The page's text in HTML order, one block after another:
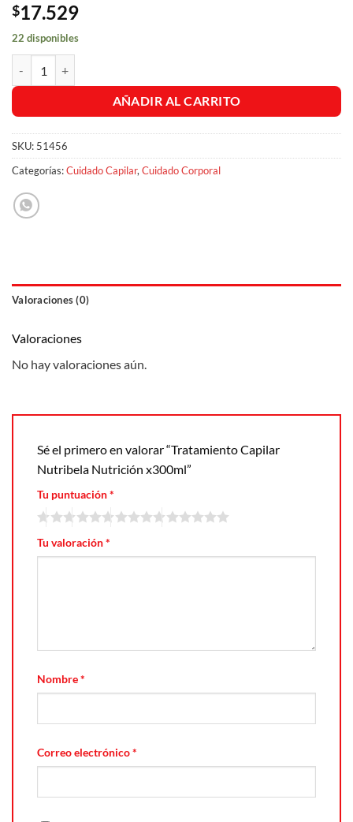
$17.529
22 disponibles
AÑADIR AL CARRITO
SKU: 51456
Categorías:Cuidado Capilar, Cuidado Corporal
Valoraciones (0)
Valoraciones
No hay valoraciones aún.
Sé el primero en valorar “Tratamiento Capilar
Nutribela Nutrición x300ml”
Tu puntuación*
Tu valoración*
Nombre*
Correo electrónico*